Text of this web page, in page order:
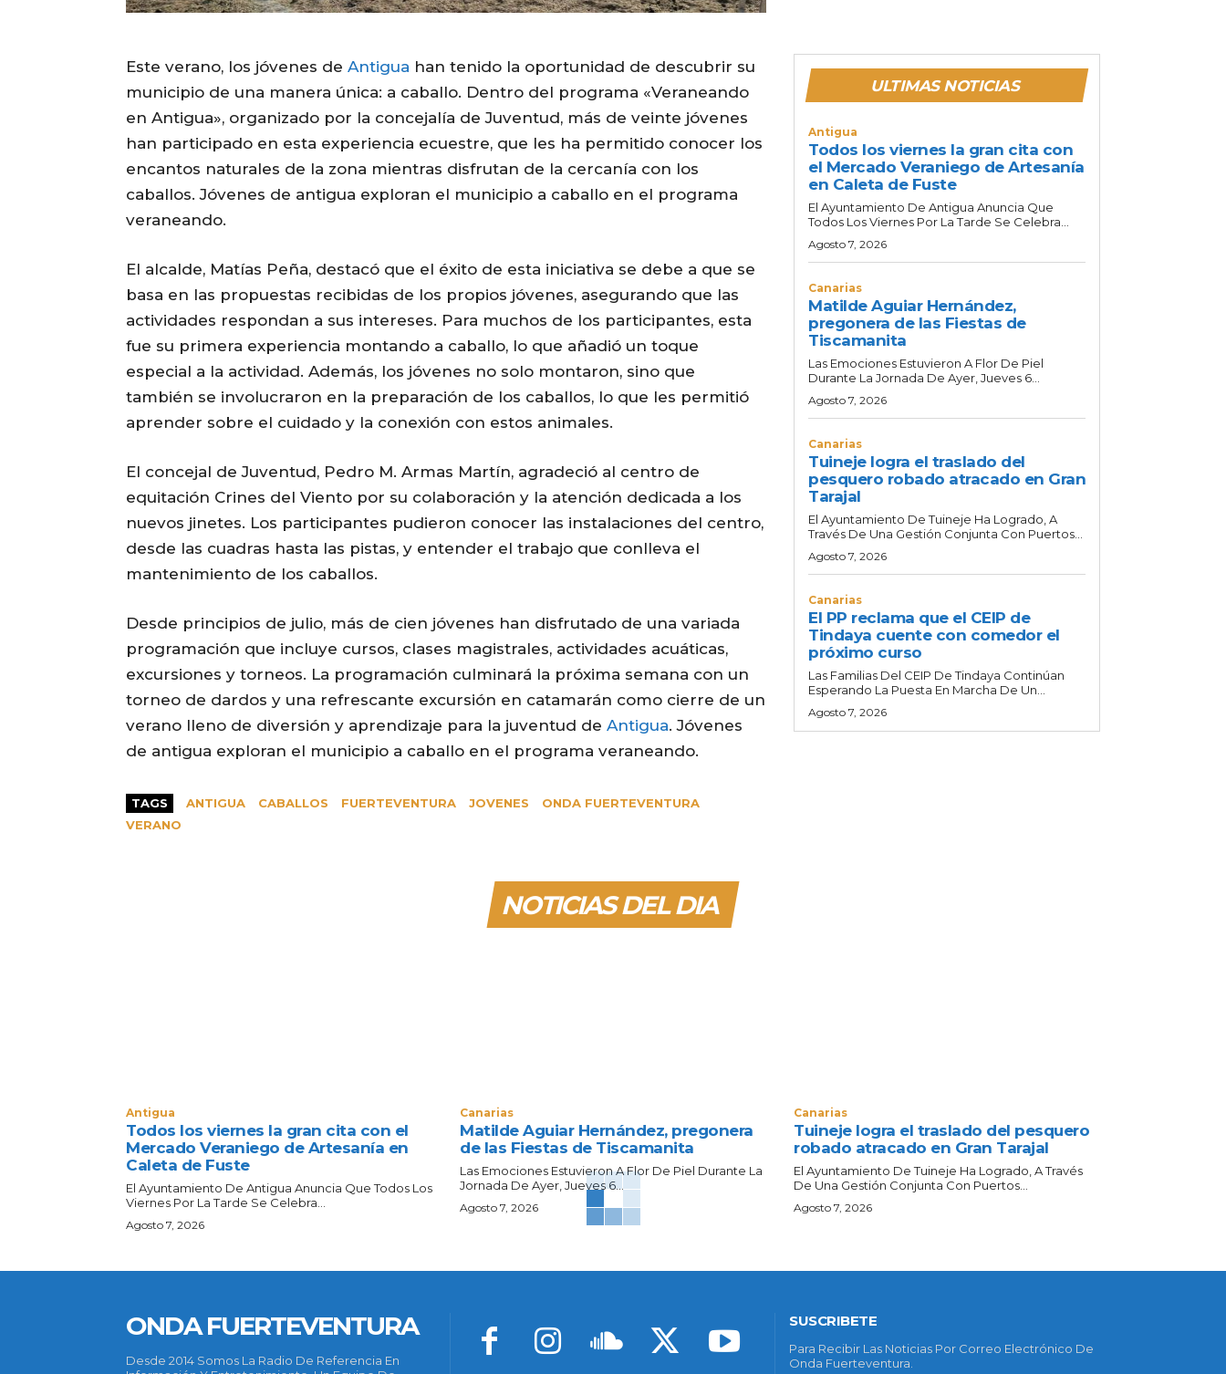
Este verano, los jóvenes de Antigua han tenido la oportunidad de descubrir su
municipio de una manera única: a caballo. Dentro del programa «Veraneando
en Antigua», organizado por la concejalía de Juventud, más de veinte jóvenes
han participado en esta experiencia ecuestre, que les ha permitido conocer los
encantos naturales de la zona mientras disfrutan de la cercanía con los
caballos. Jóvenes de antigua exploran el municipio a caballo en el programa
veraneando.
El alcalde, Matías Peña, destacó que el éxito de esta iniciativa se debe a que se
basa en las propuestas recibidas de los propios jóvenes, asegurando que las
actividades respondan a sus intereses. Para muchos de los participantes, esta
fue su primera experiencia montando a caballo, lo que añadió un toque
especial a la actividad. Además, los jóvenes no solo montaron, sino que
también se involucraron en la preparación de los caballos, lo que les permitió
aprender sobre el cuidado y la conexión con estos animales.
El concejal de Juventud, Pedro M. Armas Martín, agradeció al centro de
equitación Crines del Viento por su colaboración y la atención dedicada a los
nuevos jinetes. Los participantes pudieron conocer las instalaciones del centro,
desde las cuadras hasta las pistas, y entender el trabajo que conlleva el
mantenimiento de los caballos.
Desde principios de julio, más de cien jóvenes han disfrutado de una variada
programación que incluye cursos, clases magistrales, actividades acuáticas,
excursiones y torneos. La programación culminará la próxima semana con un
torneo de dardos y una refrescante excursión en catamarán como cierre de un
verano lleno de diversión y aprendizaje para la juventud de Antigua. Jóvenes
de antigua exploran el municipio a caballo en el programa veraneando.
TAGS ANTIGUA CABALLOS FUERTEVENTURA JOVENES
ONDA FUERTEVENTURA
VERANO
ULTIMAS NOTICIAS
Antigua
Todos los viernes la gran cita con
el Mercado Veraniego de Artesanía
en Caleta de Fuste
El Ayuntamiento De Antigua Anuncia Que
Todos Los Viernes Por La Tarde Se Celebra...
Agosto 7, 2026
Canarias
Matilde Aguiar Hernández,
pregonera de las Fiestas de
Tiscamanita
Las Emociones Estuvieron A Flor De Piel
Durante La Jornada De Ayer, Jueves 6...
Agosto 7, 2026
Canarias
Tuineje logra el traslado del
pesquero robado atracado en Gran
Tarajal
El Ayuntamiento De Tuineje Ha Logrado, A
Través De Una Gestión Conjunta Con Puertos...
Agosto 7, 2026
Canarias
El PP reclama que el CEIP de
Tindaya cuente con comedor el
próximo curso
Las Familias Del CEIP De Tindaya Continúan
Esperando La Puesta En Marcha De Un...
Agosto 7, 2026
NOTICIAS DEL DIA
Antigua
Todos los viernes la gran cita con el
Mercado Veraniego de Artesanía en
Caleta de Fuste
El Ayuntamiento De Antigua Anuncia Que Todos Los
Viernes Por La Tarde Se Celebra...
Agosto 7, 2026
Canarias
Matilde Aguiar Hernández, pregonera
de las Fiestas de Tiscamanita
Las Emociones Estuvieron A Flor De Piel Durante La
Jornada De Ayer, Jueves 6...
Agosto 7, 2026
Canarias
Tuineje logra el traslado del pesquero
robado atracado en Gran Tarajal
El Ayuntamiento De Tuineje Ha Logrado, A Través
De Una Gestión Conjunta Con Puertos...
Agosto 7, 2026
ONDA FUERTEVENTURA
Desde 2014 Somos La Radio De Referencia En
SUSCRIBETE
Para Recibir Las Noticias Por Correo Electrónico De
Onda Fuerteventura.